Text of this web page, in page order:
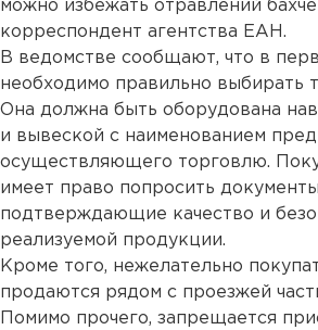
можно избежать отравлений
корреспондент агентства ЕАН.
В ведомстве сообщают, что в
необходимо правильно выбирать
Она должна быть оборудована
и вывеской с наименованием
осуществляющего торговлю.
имеет право попросить
подтверждающие качество и
реализуемой продукции.
Кроме того, нежелательно
продаются рядом с проезжей
Помимо прочего, запрещается